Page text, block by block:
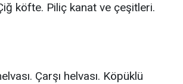
köfte. Piliç kanat ve çeşitleri.
Çarşı helvası. Köpüklü